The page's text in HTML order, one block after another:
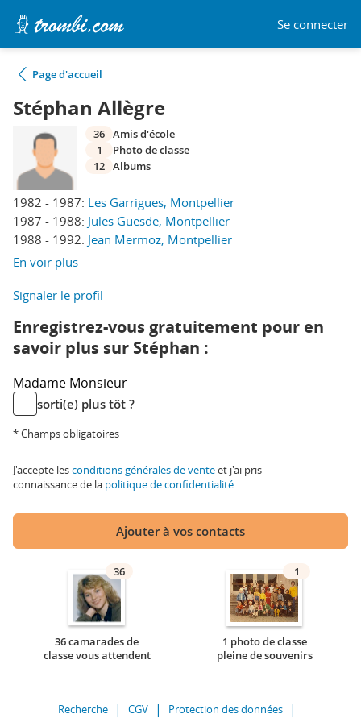
Se connecter
Page d'accueil
Stéphan Allègre
1982 - 1987: Les Garrigues, Montpellier
1987 - 1988: Jules Guesde, Montpellier
1988 - 1992: Jean Mermoz, Montpellier
En voir plus
36 Amis d'école
1
Photo de classe
12 Albums
Signaler le profil
Enregistrez-vous gratuitement pour en
savoir plus sur Stéphan :
Madame Monsieur
sorti(e) plus tôt ?
* Champs obligatoires
J'accepte lesconditions générales de venteet j'ai pris
connaissance de la politique de confidentialité.
Ajouter à vos contacts
36
36 camarades de
classe vous attendent
1
1 photo de classe
pleine de souvenirs
Recherche CGV
Protection des données